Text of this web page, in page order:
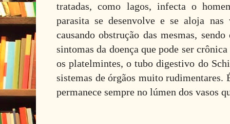
tratadas, como lagos, infecta o
parasita se desenvolve e se aloja
causando obstrução das mesmas,
sintomas da doença que pode ser
os platelmintes, o tubo digestivo do
sistemas de órgãos muito rudimentares.
permanece sempre no lúmen dos vasos